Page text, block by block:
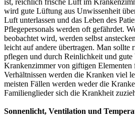
wird gute Lüftung aus Unwissenheit
Luft unterlassen und das Leben des
Pflegepersonals werden oft gefährdet.
beobachtet wird, werden selbst
leicht auf andere übertragen. Man sollte
pflegen und durch Reinlichkeit und gute
Krankenzimmer von giftigen Elementen
Verhältnissen werden die Kranken viel
meisten Fällen werden weder die
Familienglieder sich die Krankheit
Sonnenlicht, Ventilation und